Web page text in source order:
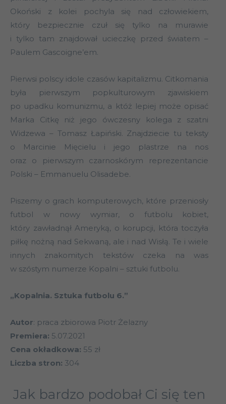
Okoński z kolei pochyla się nad człowiekiem,
który bezpiecznie czuł się tylko na murawie
i tylko tam znajdował ucieczkę przed światem –
Paulem Gascoigne’em.
Pierwsi polscy idole czasów kapitalizmu. Citkomania
była pierwszym popkulturowym zjawiskiem
po upadku komunizmu, a któż lepiej może opisać
Marka Citkę niż jego ówczesny kolega z szatni
Widzewa – Tomasz Łapiński. Znajdziecie tu teksty
o Marcinie Mięcielu i jego plastrze na nos
oraz o pierwszym czarnoskórym reprezentancie
Polski – Emmanuelu Olisadebe.
Piszemy o grach komputerowych, które przeniosły
futbol w nowy wymiar, o futbolu kobiet,
który zawładnął Ameryką, o korupcji, która toczyła
piłkę nożną nad Sekwaną, ale i nad Wisłą. Te i wiele
innych znakomitych tekstów czeka na was
w szóstym numerze Kopalni – sztuki futbolu.
„Kopalnia. Sztuka futbolu 6.”
Autor: praca zbiorowa Piotr Żelazny
Premiera: 5.07.2021
Cena okładkowa: 55 zł
Liczba stron: 304
Jak bardzo podobał Ci się ten